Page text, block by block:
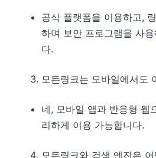
공식 플랫폼을 이용하고,
하며 보안 프로그램을 사
다.
모든링크는 모바일에서도
네, 모바일 앱과 반응형 웹
리하게 이용 가능합니다.
모든링크와 검색 엔진은